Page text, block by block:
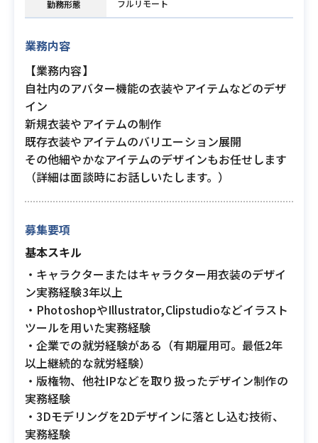
勤務形態 フルリモート
業務内容
【業務内容】
自社内のアバター機能の衣装やアイテムなどのデザ
イン
新規衣装やアイテムの制作
既存衣装やアイテムのバリエーション展開
その他細やかなアイテムのデザインもお任せします
（詳細は面談時にお話しいたします。）
募集要項
基本スキル
・キャラクターまたはキャラクター用衣装のデザイ
ン実務経験3年以上
・PhotoshopやIllustrator,Clipstudioなどイラスト
ツールを用いた実務経験
・企業での就労経験がある（有期雇用可。最低2年
以上継続的な就労経験）
・版権物、他社IPなどを取り扱ったデザイン制作の
実務経験
・3Dモデリングを2Dデザインに落とし込む技術、
実務経験